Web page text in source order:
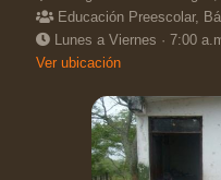
Educación Preescolar,
Lunes a Viernes · 7:00
Ver ubicación